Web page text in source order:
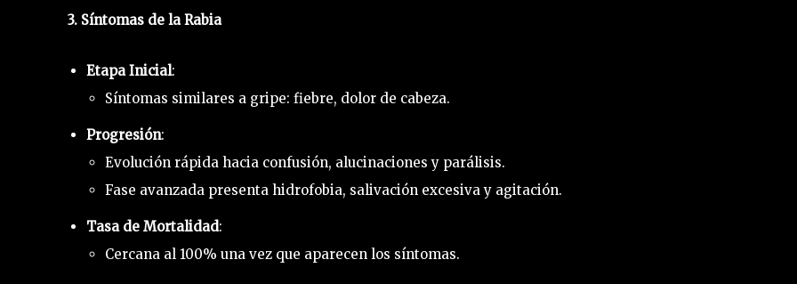
3. Síntomas de la Rabia
Etapa Inicial:
Síntomas similares a gripe: fiebre, dolor de cabeza.
Progresión:
Evolución rápida hacia confusión, alucinaciones y parálisis.
Fase avanzada presenta hidrofobia, salivación excesiva y agitación.
Tasa de Mortalidad:
Cercana al 100% una vez que aparecen los síntomas.